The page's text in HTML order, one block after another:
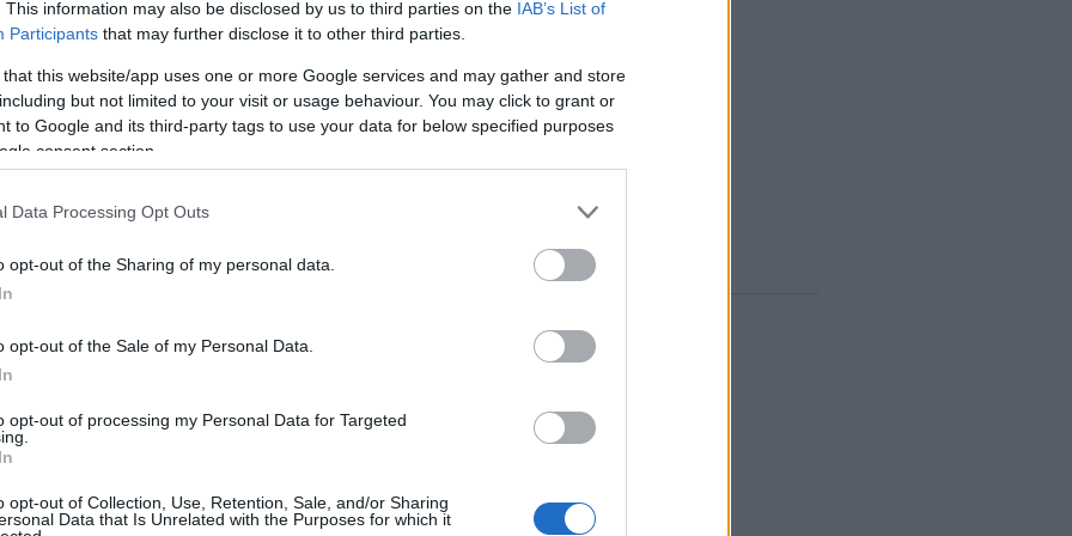
This information may also be disclosed by us to third parties on the IAB’s List of
Participants that may further disclose it to other third parties.
that this website/app uses one or more Google services and may gather and store
but not limited to your visit or usage behaviour. You may click to grant or
to Google and its third-party tags to use your data for below specified purposes
consent section.
Data Processing Opt Outs
opt-out of the Sharing of my personal data.
opt-out of the Sale of my Personal Data.
opt-out of processing my Personal Data for Targeted
opt-out of Collection, Use, Retention, Sale, and/or Sharing
Data that Is Unrelated with the Purposes for which it
ebben van jó is rossz is. Az ülések
mégis tiszták, hetente max. 1-2 koszos
a délutáni órákban (valószínű
Látszik a szövet takarítása!
hogy az emberek szemetelnek,
a buszon, így a padlón sörösdoboz,
2014 július
2014 június (13)
BKV-figyelő RSS
bejegyzések,kommentek